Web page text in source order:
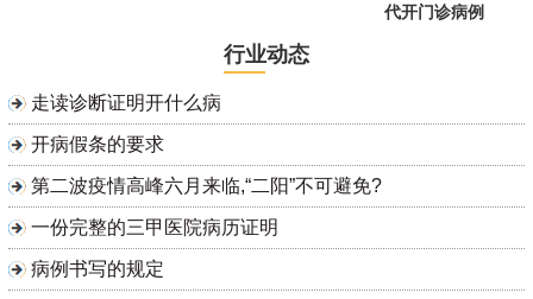
代开门诊病例
行业动态
走读诊断证明开什么病
开病假条的要求
第二波疫情高峰六月来临,“二阳”不可避免?
一份完整的三甲医院病历证明
病例书写的规定